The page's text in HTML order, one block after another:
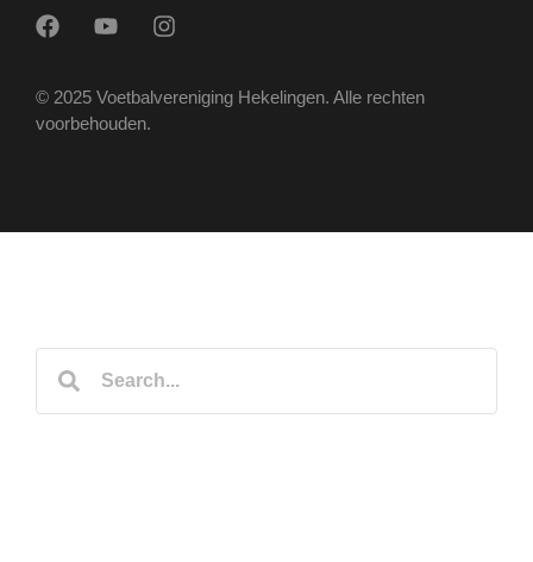
© 2025 Voetbalvereniging Hekelingen. Alle rechten
voorbehouden.